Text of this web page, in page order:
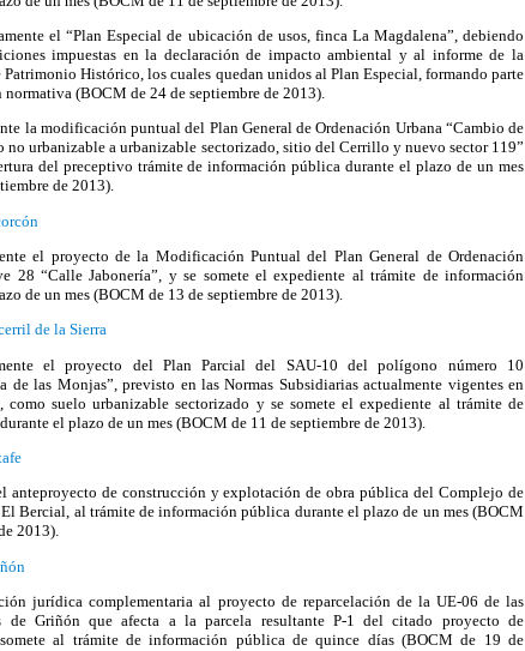
el “Plan Especial de ubicación de usos, finca La Magdalena”, debiendo
impuestas en la declaración de impacto ambiental y al informe de la
Histórico, los cuales quedan unidos al Plan Especial, formando parte
(BOCM de 24 de septiembre de 2013).
la modificación puntual del Plan General de Ordenación Urbana “Cambio de
no urbanizable a urbanizable sectorizado, sitio del Cerrillo y nuevo sector 119”
del preceptivo trámite de información pública durante el plazo de un mes
de 2013).
el proyecto de la Modificación Puntual del Plan General de Ordenación
28 “Calle Jabonería”, y se somete el expediente al trámite de información
de un mes (BOCM de 13 de septiembre de 2013).
de la Sierra
el proyecto del Plan Parcial del SAU-10 del polígono número 10
de las Monjas”, previsto en las Normas Subsidiarias actualmente vigentes en
como suelo urbanizable sectorizado y se somete el expediente al trámite de
el plazo de un mes (BOCM de 11 de septiembre de 2013).
anteproyecto de construcción y explotación de obra pública del Complejo de
Bercial, al trámite de información pública durante el plazo de un mes (BOCM
2013).
jurídica complementaria al proyecto de reparcelación de la UE-06 de las
de Griñón que afecta a la parcela resultante P-1 del citado proyecto de
al trámite de información pública de quince días (BOCM de 19 de